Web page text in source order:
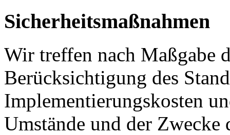
Sicherheitsmaßnahmen
Wir treffen nach Maßgabe
Berücksichtigung des
Implementierungskosten
Umstände und der Zwecke